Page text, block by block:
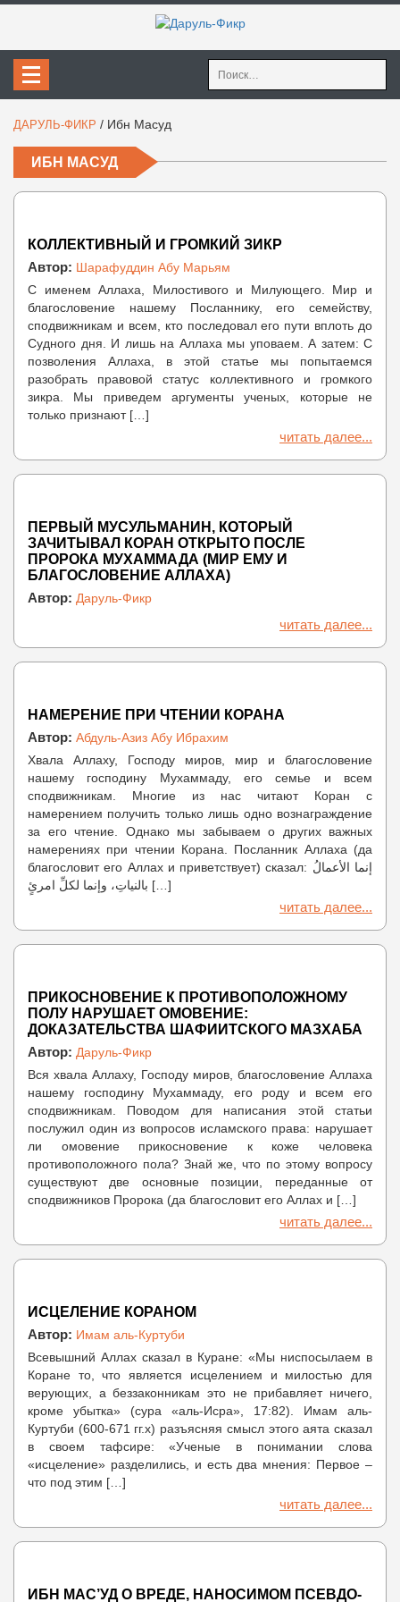
Найти:
ДАРУЛЬ-ФИКР / Ибн Масуд
ИБН МАСУД
КОЛЛЕКТИВНЫЙ И ГРОМКИЙ ЗИКР
Автор: Шарафуддин Абу Марьям
С именем Аллаха, Милостивого и Милующего. Мир и
благословение нашему Посланнику, его семейству,
сподвижникам и всем, кто последовал его пути вплоть до
Судного дня. И лишь на Аллаха мы уповаем. А затем: С
позволения Аллаха, в этой статье мы попытаемся
разобрать правовой статус коллективного и громкого
зикра. Мы приведем аргументы ученых, которые не
только признают […]
читать далее...
ПЕРВЫЙ МУСУЛЬМАНИН, КОТОРЫЙ
ЗАЧИТЫВАЛ КОРАН ОТКРЫТО ПОСЛЕ
ПРОРОКА МУХАММАДА (МИР ЕМУ И
БЛАГОСЛОВЕНИЕ АЛЛАХА)
Автор: Даруль-Фикр
читать далее...
НАМЕРЕНИЕ ПРИ ЧТЕНИИ КОРАНА
Автор: Абдуль-Азиз Абу Ибрахим
Хвала Аллаху, Господу миров, мир и благословение
нашему господину Мухаммаду, его семье и всем
сподвижникам. Многие из нас читают Коран с
намерением получить только лишь одно вознаграждение
за его чтение. Однако мы забываем о других важных
намерениях при чтении Корана. Посланник Аллаха (да
благословит его Аллах и приветствует) сказал: إنما الأعمالُ
بالنياتِ، وإنما لكلِّ امرئٍ […]
читать далее...
ПРИКОСНОВЕНИЕ К ПРОТИВОПОЛОЖНОМУ
ПОЛУ НАРУШАЕТ ОМОВЕНИЕ:
ДОКАЗАТЕЛЬСТВА ШАФИИТСКОГО МАЗХАБА
Автор: Даруль-Фикр
Вся хвала Аллаху, Господу миров, благословение Аллаха
нашему господину Мухаммаду, его роду и всем его
сподвижникам. Поводом для написания этой статьи
послужил один из вопросов исламского права: нарушает
ли омовение прикосновение к коже человека
противоположного пола? Знай же, что по этому вопросу
существуют две основные позиции, переданные от
сподвижников Пророка (да благословит его Аллах и […]
читать далее...
ИСЦЕЛЕНИЕ КОРАНОМ
Автор: Имам аль-Куртуби
Всевышний Аллах сказал в Куране: «Мы ниспосылаем в
Коране то, что является исцелением и милостью для
верующих, а беззаконникам это не прибавляет ничего,
кроме убытка» (сура «аль-Исра», 17:82). Имам аль-
Куртуби (600-671 гг.х) разъясняя смысл этого аята сказал
в своем тафсире: «Ученые в понимании слова
«исцеление» разделились, и есть два мнения: Первое –
что под этим […]
читать далее...
ИБН МАС’УД О ВРЕДЕ, НАНОСИМОМ ПСЕВДО-